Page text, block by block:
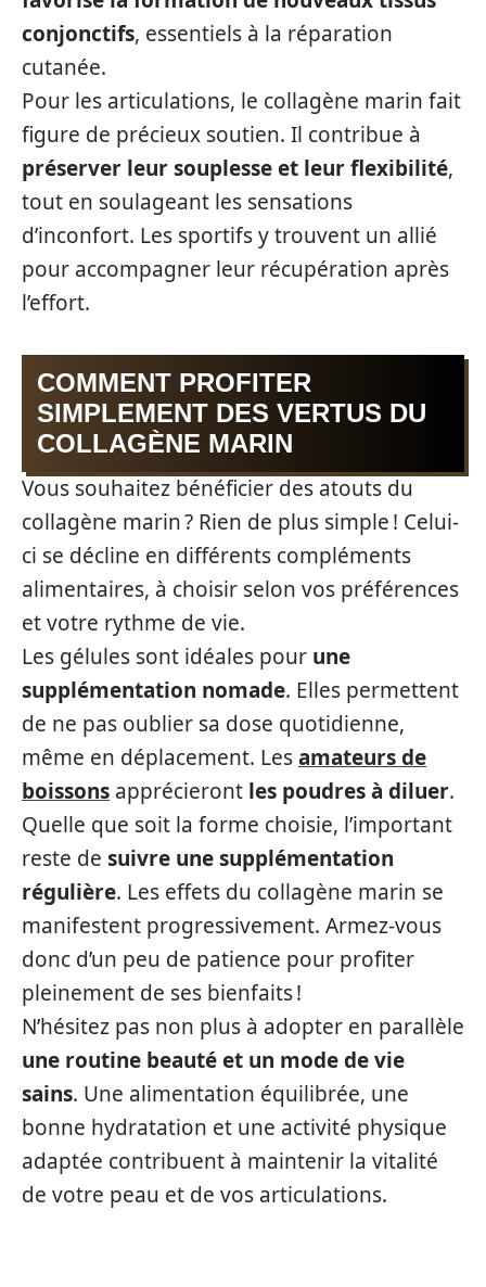
conjonctifs, essentiels à la réparation
cutanée.
Pour les articulations, le collagène marin fait
figure de précieux soutien. Il contribue à
préserver leur souplesse et leur flexibilité,
tout en soulageant les sensations
d’inconfort. Les sportifs y trouvent un allié
pour accompagner leur récupération après
l’effort.
COMMENT PROFITER
SIMPLEMENT DES VERTUS DU
COLLAGÈNE MARIN
Vous souhaitez bénéficier des atouts du
collagène marin ? Rien de plus simple ! Celui-
ci se décline en différents compléments
alimentaires, à choisir selon vos préférences
et votre rythme de vie.
Les gélules sont idéales pour une
supplémentation nomade. Elles permettent
de ne pas oublier sa dose quotidienne,
même en déplacement. Lesamateurs de
boissons apprécieront les poudres à diluer.
Quelle que soit la forme choisie, l’important
reste de suivre une supplémentation
régulière. Les effets du collagène marin se
manifestent progressivement. Armez-vous
donc d’un peu de patience pour profiter
pleinement de ses bienfaits !
N’hésitez pas non plus à adopter en parallèle
une routine beauté et un mode de vie
sains. Une alimentation équilibrée, une
bonne hydratation et une activité physique
adaptée contribuent à maintenir la vitalité
de votre peau et de vos articulations.